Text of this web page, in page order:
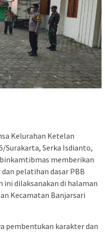
Kelurahan Ketelan
Surakarta, Serka Isdianto,
memberikan
pelatihan dasar PBB
ini dilaksanakan di halaman
Kecamatan Banjarsari
pembentukan karakter dan